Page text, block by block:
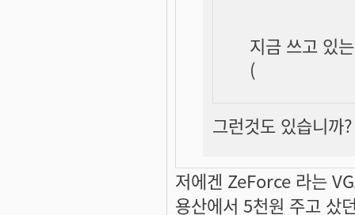
지금 쓰고 있
(
그런것도 있습니
저에겐 ZeForce 라는
용산에서 5천원 주고 샀